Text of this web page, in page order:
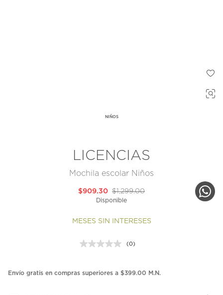
NIÑOS
LICENCIAS
Mochila escolar Niños
$1,299.00
$909.30
Disponible
MESES SIN INTERESES
Sin
en
(0)
Envío gratis en compras superiores a $399.00 M.N.